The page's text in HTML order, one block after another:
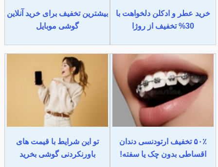
خرید عطر و ادکلن دلخواهت با
30% تخفیف از روژا
بیشترین تخفیف برای خرید آنلاین
گوشی موبایل
۵۰٪ تخفیف ارتودنسی دندان
اقساطی بدون چک یا سفته!
تو این شرایط با قیمت های
باورنکردنی گوشی بخرید